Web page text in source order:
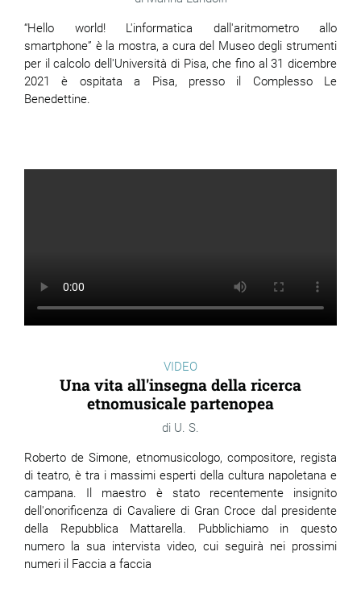
“Hello world! L'informatica dall'aritmometro allo
smartphone” è la mostra, a cura del Museo degli strumenti
per il calcolo dell'Università di Pisa, che fino al 31 dicembre
2021 è ospitata a Pisa, presso il Complesso Le
Benedettine.
VIDEO
Una vita all'insegna della ricerca
etnomusicale partenopea
U. S.
Roberto de Simone, etnomusicologo, compositore, regista
di teatro, è tra i massimi esperti della cultura napoletana e
campana. Il maestro è stato recentemente insignito
dell'onorificenza di Cavaliere di Gran Croce dal presidente
della Repubblica Mattarella. Pubblichiamo in questo
numero la sua intervista video, cui seguirà nei prossimi
numeri il Faccia a faccia